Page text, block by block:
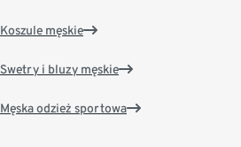
Koszule męskie
Swetry i bluzy męskie
Męska odzież sportowa